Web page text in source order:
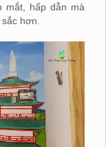
mắt, hấp dẫn mà
hơn.